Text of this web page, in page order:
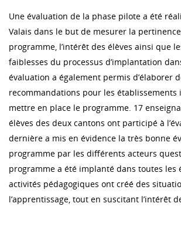
Une évaluation de la phase pilote a été
Valais dans le but de mesurer la
programme, l’intérêt des élèves ainsi que
faiblesses du processus d’implantation
évaluation a également permis d’élaborer
recommandations pour les établissements
mettre en place le programme. 17
élèves des deux cantons ont participé à
dernière a mis en évidence la très bonne
programme par les différents acteurs
programme a été implanté dans toutes les
activités pédagogiques ont créé des
l’apprentissage, tout en suscitant l’intérêt